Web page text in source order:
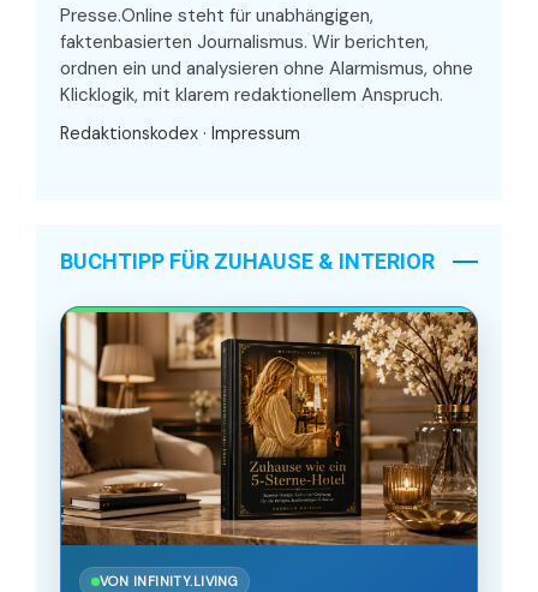
Presse.Online steht für unabhängigen,
faktenbasierten Journalismus. Wir berichten,
ordnen ein und analysieren ohne Alarmismus, ohne
Klicklogik, mit klarem redaktionellem Anspruch.
Redaktionskodex · Impressum
BUCHTIPP FÜR ZUHAUSE & INTERIOR
VON INFINITY.LIVING